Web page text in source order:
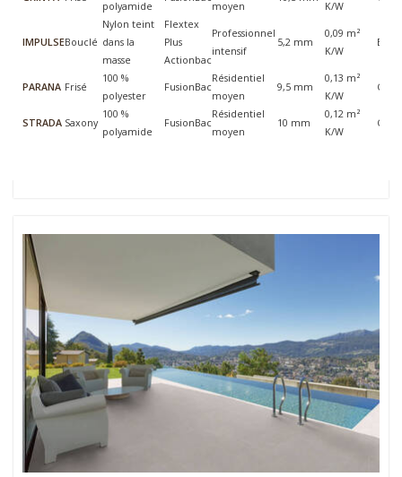
polyamide moyen K/W
IMPULSEBouclé
Nylon teint
dans la
masse
Flextex
Plus
Actionbac
Professionnel
intensif
5,2 mm
0,09 m²
K/W
Bfl-s1
PARANA Frisé
100 %
polyester
FusionBac
Résidentiel
moyen
9,5 mm
0,13 m²
K/W
Cfl-s1
STRADA Saxony
100 %
polyamide
FusionBac
Résidentiel
moyen
10 mm
0,12 m²
K/W
Cfl-s1